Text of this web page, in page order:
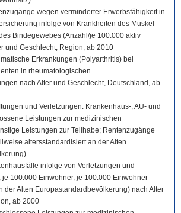
wegen verminderter Erwerbsfähigkeit in
infolge von Krankheiten des Muskel-
Bindegewebes (Anzahl/je 100.000 aktiv
und Geschlecht, Region, ab 2010
Erkrankungen (Polyarthritis) bei
in rheumatologischen
nach Alter und Geschlecht, Deutschland, ab
und Verletzungen: Krankenhaus-, AU- und
Leistungen zur medizinischen
Leistungen zur Teilhabe; Rentenzugänge
altersstandardisiert an der Alten
infolge von Verletzungen und
je 100.000 Einwohner, je 100.000 Einwohner
der Alten Europastandardbevölkerung) nach Alter
ab 2000